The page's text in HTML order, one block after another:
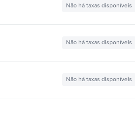
Não há taxas disponíveis
Não há taxas disponíveis
Não há taxas disponíveis